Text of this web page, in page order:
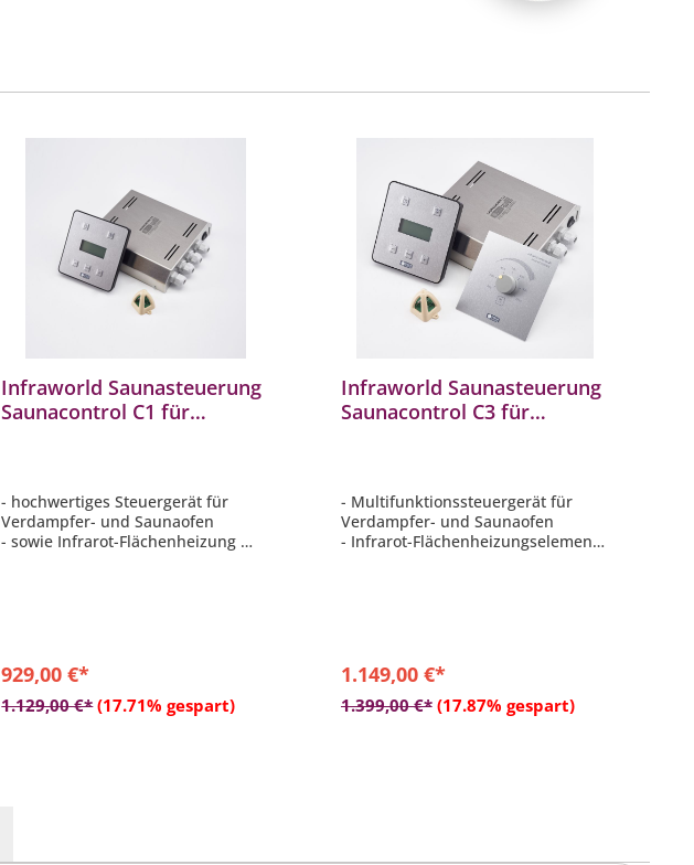
Infraworld Saunasteuerung
Saunacontrol C1 für
- hochwertiges Steuergerät für
Verdampfer- und Saunaofen
- sowie Infrarot-Flächenheizung
929,00 €*
1.129,00 €* (17.71% gespart)
In den Warenkorb
Infraworld Saunasteuerung
Saunacontrol C3 für
- Multifunktionssteuergerät für
Verdampfer- und Saunaofen
- Infrarot-Flächenheizungselemente
1.149,00 €*
1.399,00 €* (17.87% gespart)
In den Warenkorb